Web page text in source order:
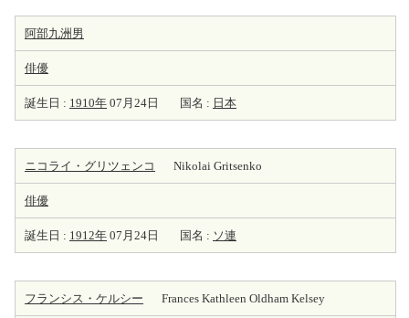
阿部九洲男
俳優
誕生日 : 1910年 07月24日 国名 : 日本
ニコライ・グリツェンコ Nikolai Gritsenko
俳優
誕生日 : 1912年 07月24日 国名 : ソ連
フランシス・ケルシー Frances Kathleen Oldham Kelsey